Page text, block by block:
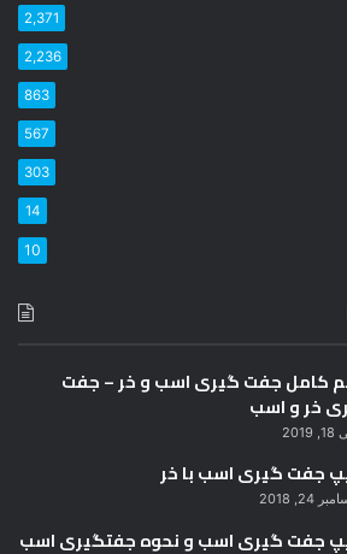
2,371
2,236
863
567
303
14
10
کامل جفت گیری اسب و خر – جفت
خر و اسب
جفت گیری اسب با خر
24, 2018
جفت گیری اسب و نحوه جفتگیری اسب